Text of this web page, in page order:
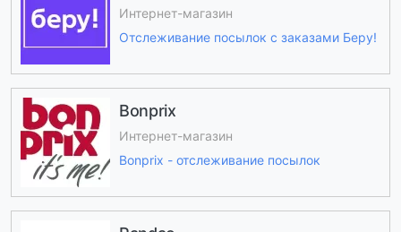
Интернет-магазин
Отслеживание посылок с заказами Беру!
Bonprix
Интернет-магазин
Bonprix - отслеживание посылок